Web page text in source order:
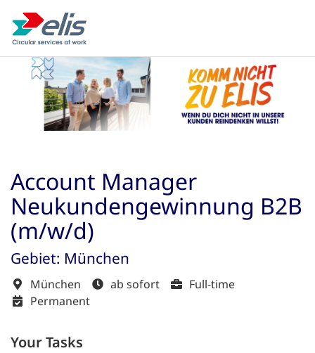
Account Manager
Neukundengewinnung B2B
(m/w/d)
Gebiet: München
München ab sofort
Full-time
Permanent
Your Tasks